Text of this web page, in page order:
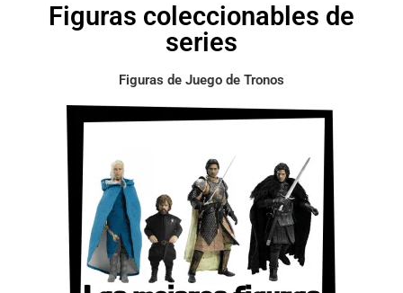
Figuras coleccionables de
series
Figuras de Juego de Tronos